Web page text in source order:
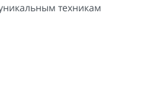
техникам